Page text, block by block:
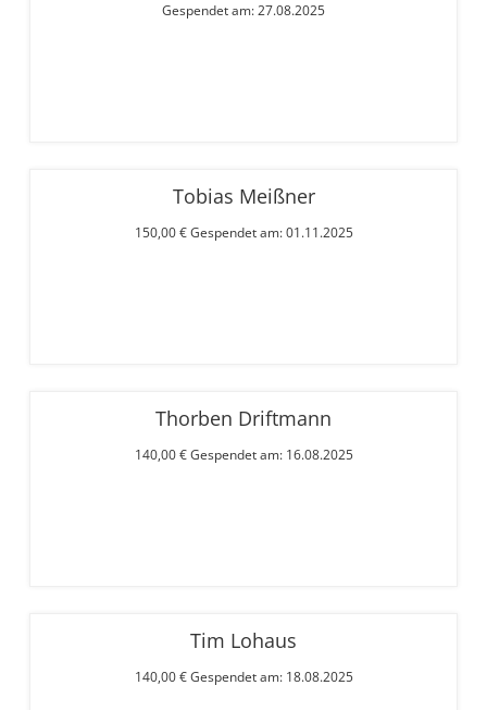
Gespendet am: 27.08.2025
Tobias Meißner
150,00 € Gespendet am: 01.11.2025
Thorben Driftmann
140,00 € Gespendet am: 16.08.2025
Tim Lohaus
140,00 € Gespendet am: 18.08.2025